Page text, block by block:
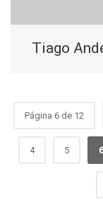
Tiago
Página 6 de 12
4 5 6